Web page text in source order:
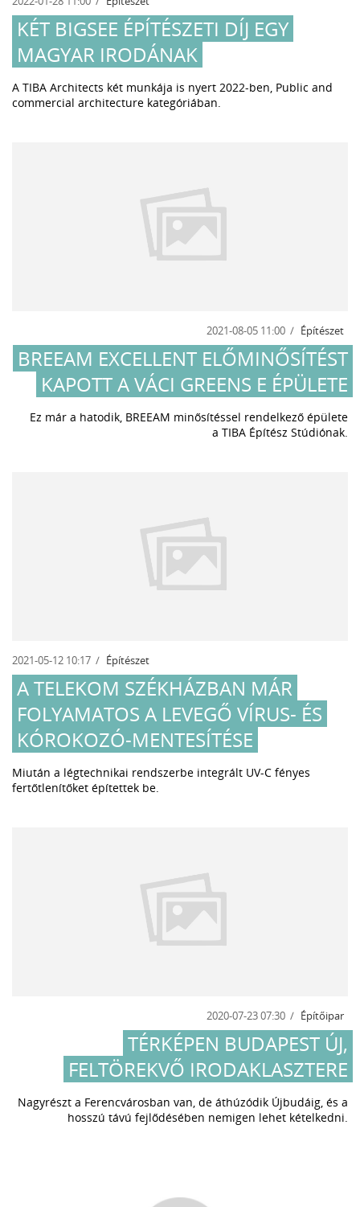
KÉT BIGSEE ÉPÍTÉSZETI DÍJ EGY
MAGYAR IRODÁNAK
A TIBA Architects két munkája is nyert 2022-ben, Public and
commercial architecture kategóriában.
2021-08-05 11:00 Építészet
BREEAM EXCELLENT ELŐMINŐSÍTÉST
KAPOTT A VÁCI GREENS E ÉPÜLETE
Ez már a hatodik, BREEAM minősítéssel rendelkező épülete
a TIBA Építész Stúdiónak.
2021-05-12 10:17 Építészet
A TELEKOM SZÉKHÁZBAN MÁR
FOLYAMATOS A LEVEGŐ VÍRUS- ÉS
KÓROKOZÓ-MENTESÍTÉSE
Miután a légtechnikai rendszerbe integrált UV-C fényes
fertőtlenítőket építettek be.
2020-07-23 07:30 Építőipar
TÉRKÉPEN BUDAPEST ÚJ,
FELTÖREKVŐ IRODAKLASZTERE
Nagyrészt a Ferencvárosban van, de áthúzódik Újbudáig, és a
hosszú távú fejlődésében nemigen lehet kételkedni.